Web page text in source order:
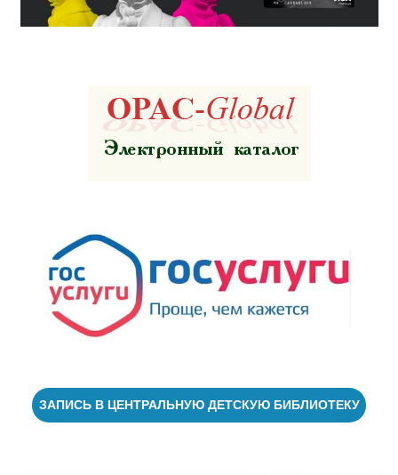
ЗАПИСЬ В ЦЕНТРАЛЬНУЮ ДЕТСКУЮ БИБЛИОТЕКУ